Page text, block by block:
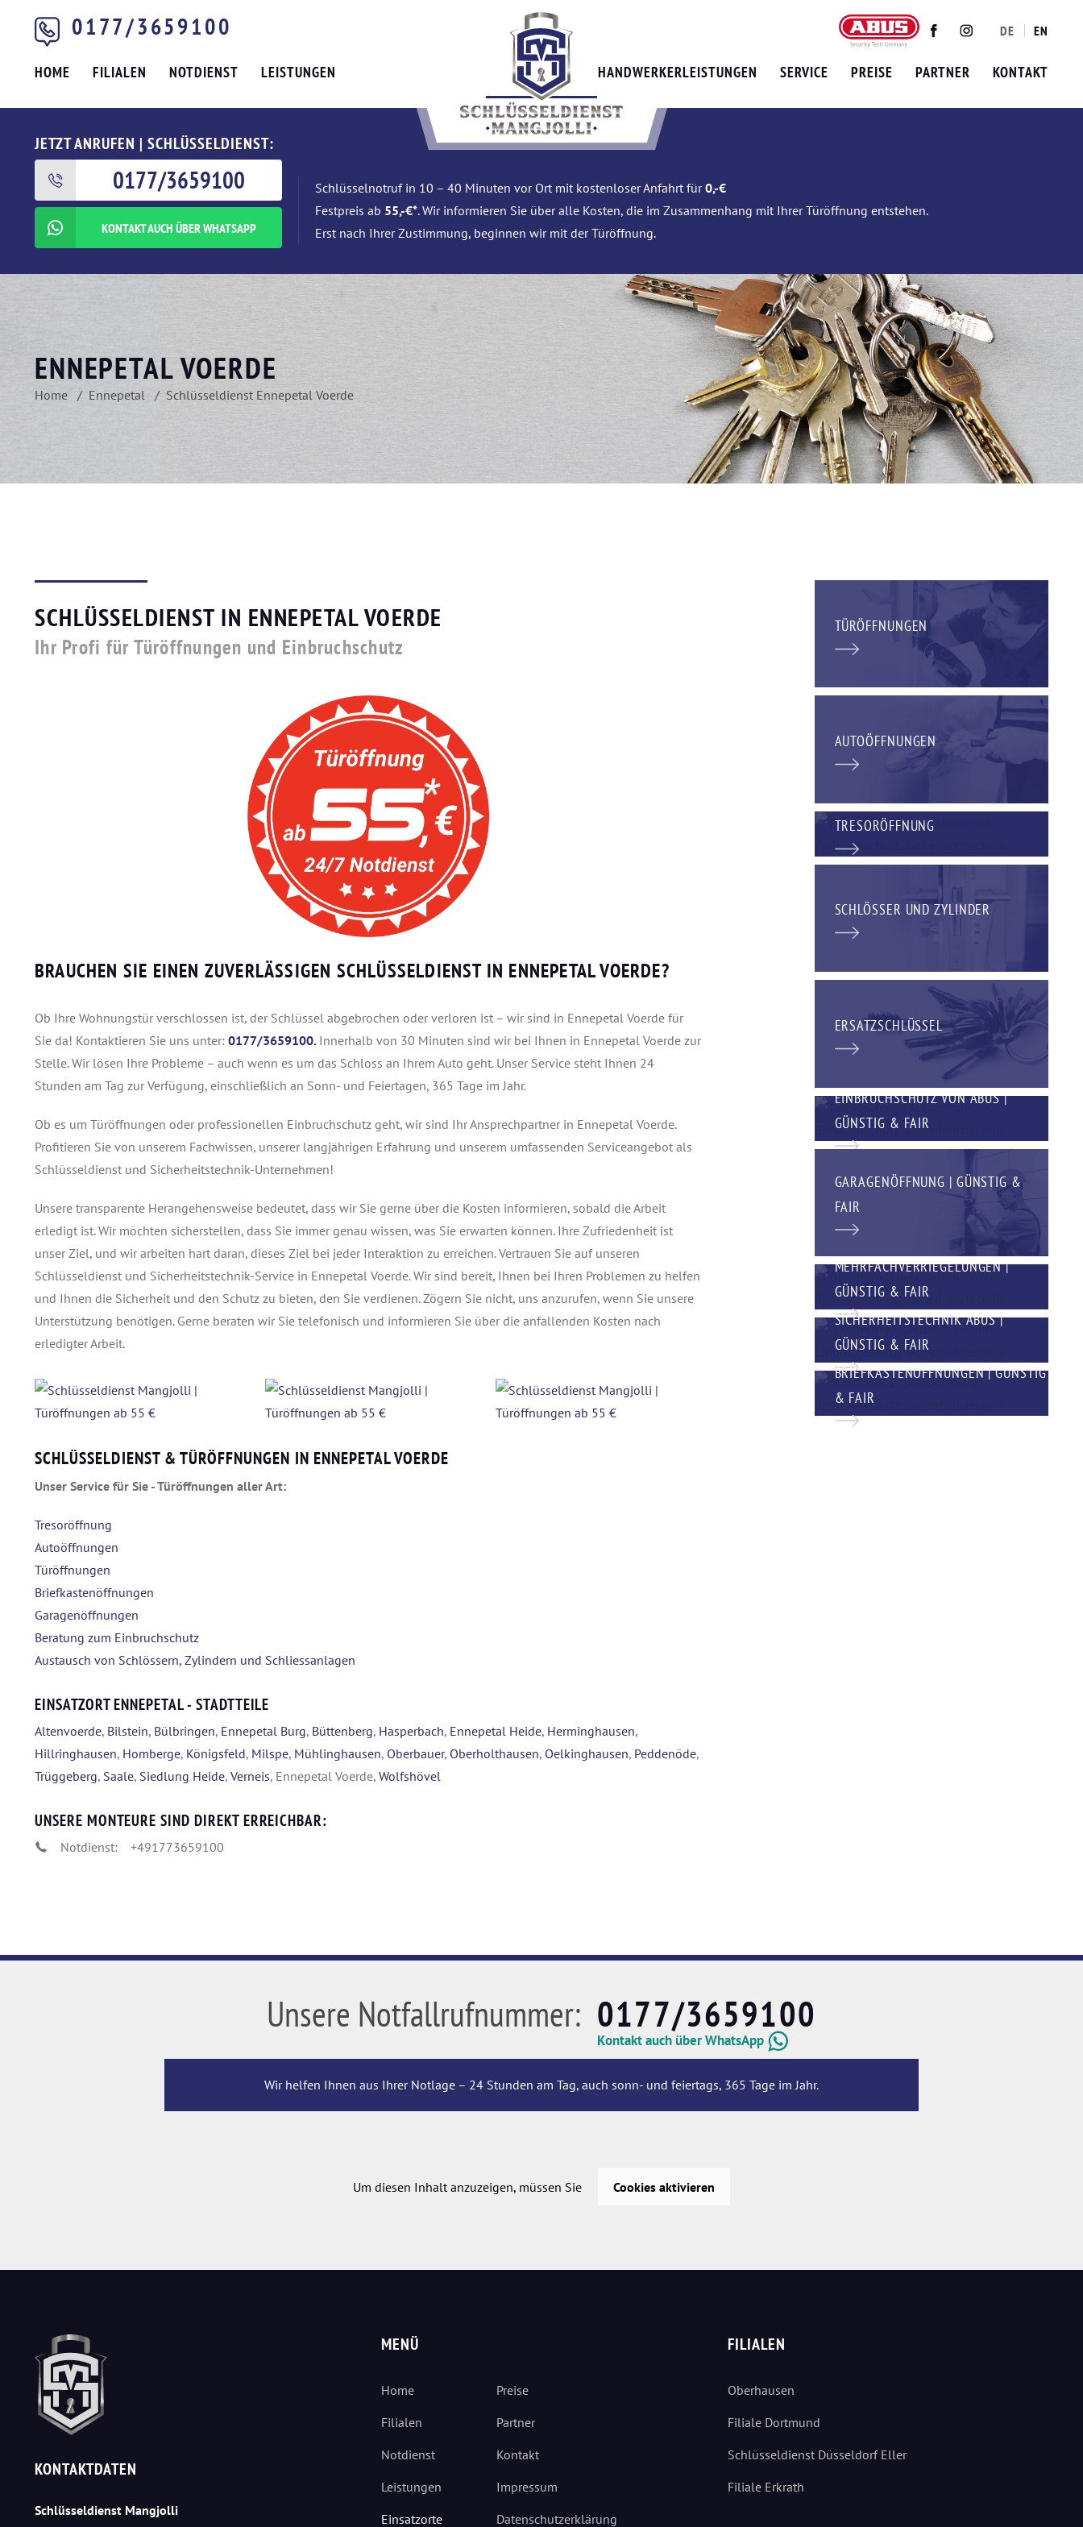
0177/3659100 TwitterFacebookInstagram
DE EN
HOME FILIALEN NOTDIENST LEISTUNGEN HANDWERKERLEISTUNGEN SERVICE PREISE PARTNER KONTAKT
JETZT ANRUFEN | SCHLÜSSELDIENST:
0177/3659100
KONTAKT AUCH ÜBER WHATSAPP
Schlüsselnotruf in 10 – 40 Minuten vor Ort mit kostenloser Anfahrt für0,-€
Festpreis ab 55,-€*. Wir informieren Sie über alle Kosten, die im Zusammenhang mit Ihrer Türöffnung entstehen.
Erst nach Ihrer Zustimmung, beginnen wir mit der Türöffnung.
ENNEPETAL VOERDE
Home Ennepetal Schlüsseldienst Ennepetal Voerde
SCHLÜSSELDIENST IN ENNEPETAL VOERDE
Ihr Profi für Türöffnungen und Einbruchschutz
BRAUCHEN SIE EINEN ZUVERLÄSSIGEN SCHLÜSSELDIENST IN ENNEPETAL VOERDE?
Ob Ihre Wohnungstür verschlossen ist, der Schlüssel abgebrochen oder verloren ist – wir sind in Ennepetal Voerde für
Sie da! Kontaktieren Sie uns unter: 0177/3659100. Innerhalb von 30 Minuten sind wir bei Ihnen in Ennepetal Voerde zur
Stelle. Wir lösen Ihre Probleme – auch wenn es um das Schloss an Ihrem Auto geht. Unser Service steht Ihnen 24
Stunden am Tag zur Verfügung, einschließlich an Sonn- und Feiertagen, 365 Tage im Jahr.
Ob es um Türöffnungen oder professionellen Einbruchschutz geht, wir sind Ihr Ansprechpartner in Ennepetal Voerde.
Profitieren Sie von unserem Fachwissen, unserer langjährigen Erfahrung und unserem umfassenden Serviceangebot als
Schlüsseldienst und Sicherheitstechnik-Unternehmen!
Unsere transparente Herangehensweise bedeutet, dass wir Sie gerne über die Kosten informieren, sobald die Arbeit
erledigt ist. Wir möchten sicherstellen, dass Sie immer genau wissen, was Sie erwarten können. Ihre Zufriedenheit ist
unser Ziel, und wir arbeiten hart daran, dieses Ziel bei jeder Interaktion zu erreichen. Vertrauen Sie auf unseren
Schlüsseldienst und Sicherheitstechnik-Service in Ennepetal Voerde. Wir sind bereit, Ihnen bei Ihren Problemen zu helfen
und Ihnen die Sicherheit und den Schutz zu bieten, den Sie verdienen. Zögern Sie nicht, uns anzurufen, wenn Sie unsere
Unterstützung benötigen. Gerne beraten wir Sie telefonisch und informieren Sie über die anfallenden Kosten nach
erledigter Arbeit.
SCHLÜSSELDIENST & TÜRÖFFNUNGEN IN ENNEPETAL VOERDE
Unser Service für Sie - Türöffnungen aller Art:
Tresoröffnung
Autoöffnungen
Türöffnungen
Briefkastenöffnungen
Garagenöffnungen
Beratung zum Einbruchschutz
Austausch von Schlössern, Zylindern und Schliessanlagen
EINSATZORT ENNEPETAL - STADTTEILE
Altenvoerde, Bilstein, Bülbringen, Ennepetal Burg, Büttenberg, Hasperbach, Ennepetal Heide, Herminghausen,
Hillringhausen, Homberge, Königsfeld, Milspe, Mühlinghausen, Oberbauer, Oberholthausen, Oelkinghausen, Peddenöde,
Trüggeberg, Saale, Siedlung Heide, Verneis, Ennepetal Voerde, Wolfshövel
UNSERE MONTEURE SIND DIREKT ERREICHBAR:
Notdienst: +491773659100
TÜRÖFFNUNGEN
AUTOÖFFNUNGEN
TRESORÖFFNUNG
SCHLÖSSER UND ZYLINDER
ERSATZSCHLÜSSEL
EINBRUCHSCHUTZ VON ABUS |
GÜNSTIG & FAIR
GARAGENÖFFNUNG | GÜNSTIG &
FAIR
MEHRFACHVERRIEGELUNGEN |
GÜNSTIG & FAIR
SICHERHEITSTECHNIK ABUS |
GÜNSTIG & FAIR
BRIEFKASTENÖFFNUNGEN | GÜNSTIG
& FAIR
Unsere Notfallrufnummer: 0177/3659100
Kontakt auch über WhatsApp
Wir helfen Ihnen aus Ihrer Notlage – 24 Stunden am Tag, auch sonn- und feiertags, 365 Tage im Jahr.
Um diesen Inhalt anzuzeigen, müssen Sie Cookies aktivieren
KONTAKTDATEN
Schlüsseldienst Mangjolli
MENÜ
Home
Filialen
Notdienst
Leistungen
Einsatzorte
Preise
Partner
Kontakt
Impressum
Datenschutzerklärung
FILIALEN
Oberhausen
Filiale Dortmund
Schlüsseldienst Düsseldorf Eller
Filiale Erkrath